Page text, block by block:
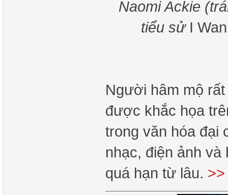
Naomi Ackie
tiểu sửI
Người hâm mộ
được khắc họa
trong văn hóa đại
nhạc, điện ảnh
quá hạn từ lâu.